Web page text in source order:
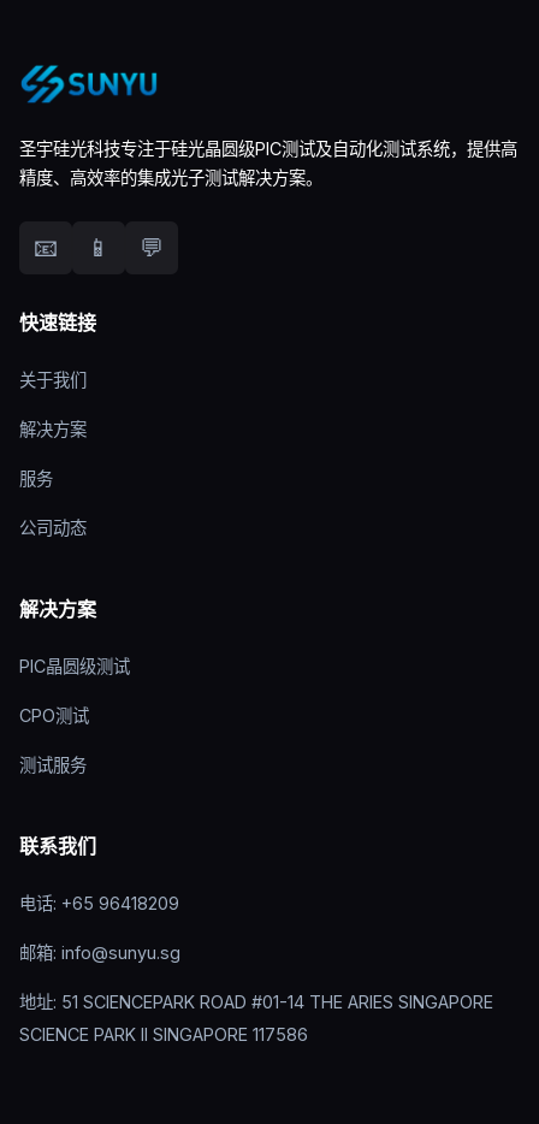
圣宇硅光科技专注于硅光晶圆级PIC测试及自动化测试系统，提供高
精度、高效率的集成光子测试解决方案。
📧 📱 💬
快速链接
关于我们
解决方案
服务
公司动态
解决方案
PIC晶圆级测试
CPO测试
测试服务
联系我们
电话: +65 96418209
邮箱: info@sunyu.sg
地址: 51 SCIENCEPARK ROAD #01-14 THE ARIES SINGAPORE
SCIENCE PARK II SINGAPORE 117586